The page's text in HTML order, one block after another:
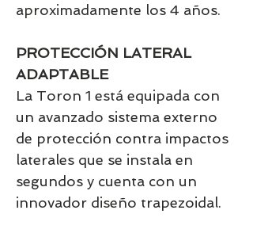
aproximadamente los 4 años.
PROTECCIÓN LATERAL
ADAPTABLE
La Toron 1 está equipada con
un avanzado sistema externo
de protección contra impactos
laterales que se instala en
segundos y cuenta con un
innovador diseño trapezoidal.